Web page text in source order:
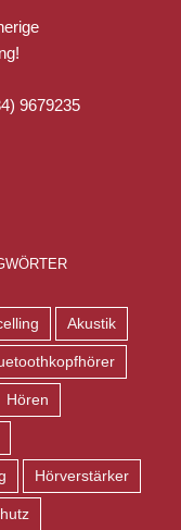
9679235
Akustik
Hören
Hörverstärker